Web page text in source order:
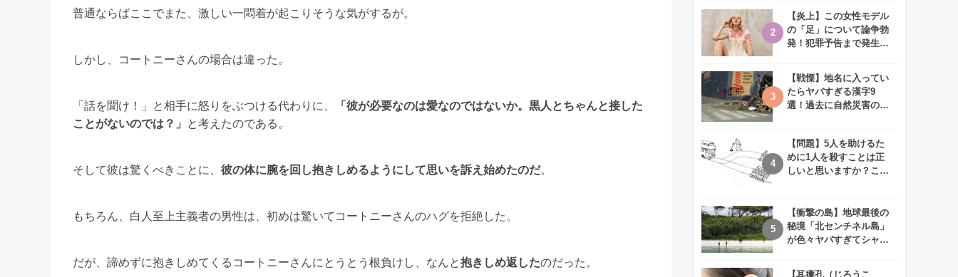
普通ならばここでまた、激しい一悶着が起こりそうな気がするが。
しかし、コートニーさんの場合は違った。
「話を聞け！」と相手に怒りをぶつける代わりに、
「彼が必要なのは愛なのではないか。黒人とちゃんと接した
ことがないのでは？」
と考えたのである。
そして彼は驚くべきことに、 彼の体に腕を回し抱きしめるようにして思いを訴え始めたのだ。
もちろん、白人至上主義者の男性は、初めは驚いてコートニーさんのハグを拒絶した。
だが、諦めずに抱きしめてくるコートニーさんにとうとう根負けし、なんと抱きしめ返したのだった。
【炎上】この女性モデル
の「足」について論争勃
発！犯罪予告まで発生す
【戦慄】地名に入ってい
たらヤバすぎる漢字9
選！過去に自然災害の歴
【問題】5人を助けるた
めに1人を殺すことは正
しいと思いますか？この
【衝撃の島】地球最後の
秘境「北センチネル島」
が色々ヤバすぎてシャレ
【耳瘻孔（じろうこ